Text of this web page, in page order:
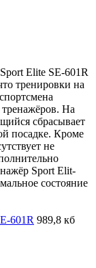
Elite SE-601R
тренировки на
На
сбрасывает
посадке. Кроме
не
Sport Elit-
состояние
601R 989,8 кб